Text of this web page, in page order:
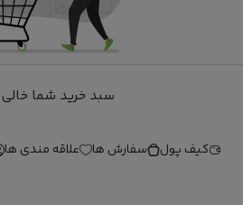
سبد خرید شما
کیف پول سفارش ها علاقه مندی ها